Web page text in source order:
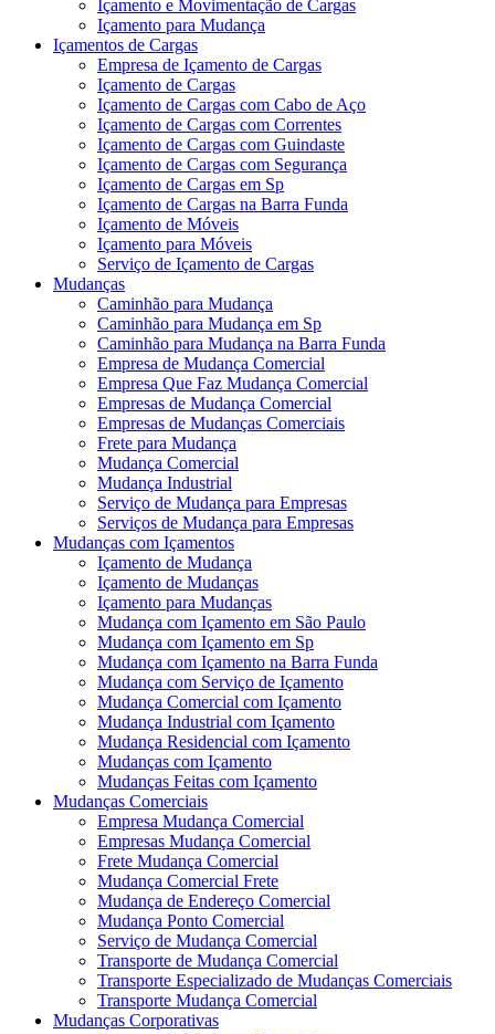
Içamento e Movimentação de Cargas
Içamento para Mudança
Içamentos de Cargas
Empresa de Içamento de Cargas
Içamento de Cargas
Içamento de Cargas com Cabo de Aço
Içamento de Cargas com Correntes
Içamento de Cargas com Guindaste
Içamento de Cargas com Segurança
Içamento de Cargas em Sp
Içamento de Cargas na Barra Funda
Içamento de Móveis
Içamento para Móveis
Serviço de Içamento de Cargas
Mudanças
Caminhão para Mudança
Caminhão para Mudança em Sp
Caminhão para Mudança na Barra Funda
Empresa de Mudança Comercial
Empresa Que Faz Mudança Comercial
Empresas de Mudança Comercial
Empresas de Mudanças Comerciais
Frete para Mudança
Mudança Comercial
Mudança Industrial
Serviço de Mudança para Empresas
Serviços de Mudança para Empresas
Mudanças com Içamentos
Içamento de Mudança
Içamento de Mudanças
Içamento para Mudanças
Mudança com Içamento em São Paulo
Mudança com Içamento em Sp
Mudança com Içamento na Barra Funda
Mudança com Serviço de Içamento
Mudança Comercial com Içamento
Mudança Industrial com Içamento
Mudança Residencial com Içamento
Mudanças com Içamento
Mudanças Feitas com Içamento
Mudanças Comerciais
Empresa Mudança Comercial
Empresas Mudança Comercial
Frete Mudança Comercial
Mudança Comercial Frete
Mudança de Endereço Comercial
Mudança Ponto Comercial
Serviço de Mudança Comercial
Transporte de Mudança Comercial
Transporte Especializado de Mudanças Comerciais
Transporte Mudança Comercial
Mudanças Corporativas